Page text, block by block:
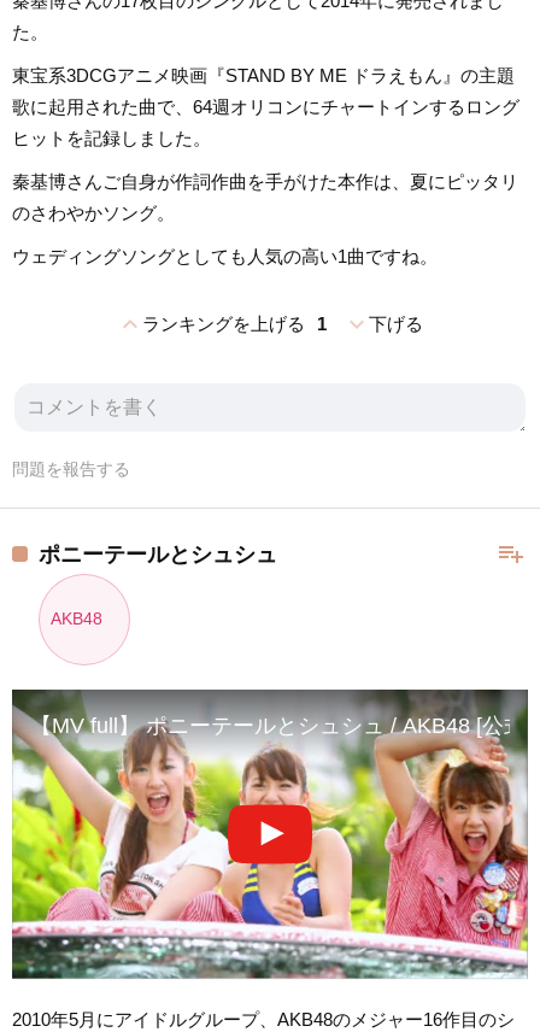
た。
東宝系3DCGアニメ映画『STAND BY ME ドラえもん』の主題
歌に起用された曲で、64週オリコンにチャートインするロング
ヒットを記録しました。
秦基博さんご自身が作詞作曲を手がけた本作は、夏にピッタリ
のさわやかソング。
ウェディングソングとしても人気の高い1曲ですね。
expand_lessランキングを上げる 1 expand_more下げる
問題を報告する
playlist_add
ポニーテールとシュシュ
AKB48
【MV full】 ポニーテールとシュシュ / AKB48 [公式]
2010年5月にアイドルグループ、AKB48のメジャー16作目のシ